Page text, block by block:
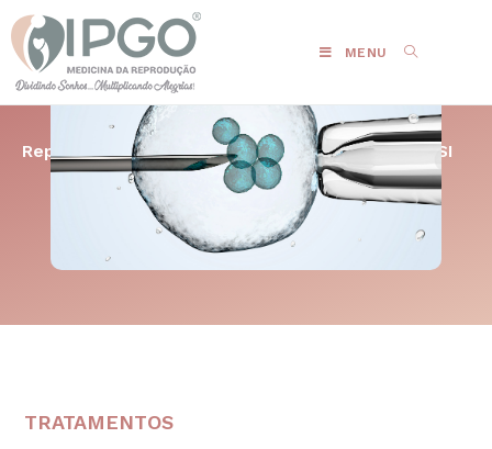
MENU
Reprodução Humana Fertilização In Vitro – FIV/ICSI
TRATAMENTOS